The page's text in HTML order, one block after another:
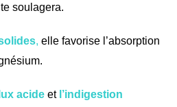
soulagera.
, elle favorise l’absorption
acide et l’indigestion